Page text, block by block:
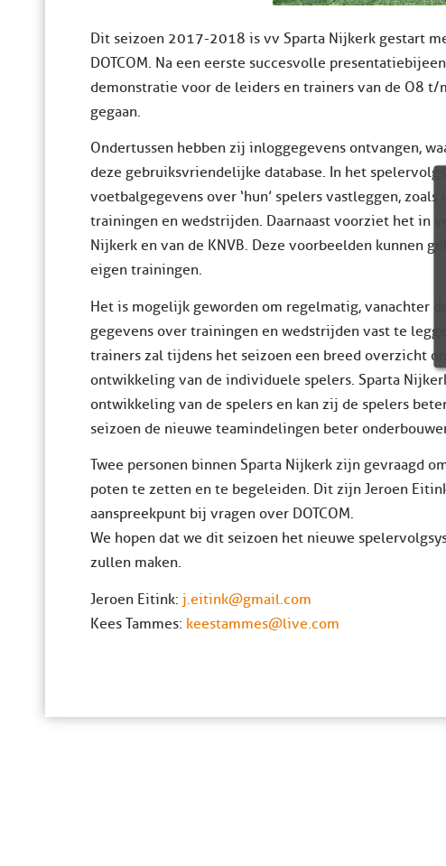
Dit seizoen 2017-2018 is vv Sparta Nijkerk gestart
DOTCOM. Na een eerste succesvolle
demonstratie voor de leiders en trainers van de O8 t/
gegaan.
Ondertussen hebben zij inloggegevens ontvangen,
deze gebruiksvriendelijke database. In het
voetbalgegevens over ‘hun’ spelers vastleggen,
trainingen en wedstrijden. Daarnaast voorziet het in
Nijkerk en van de KNVB. Deze voorbeelden kunnen
eigen trainingen.
Het is mogelijk geworden om regelmatig, vanachter
gegevens over trainingen en wedstrijden vast te
trainers zal tijdens het seizoen een breed overzicht
ontwikkeling van de individuele spelers. Sparta
ontwikkeling van de spelers en kan zij de spelers
seizoen de nieuwe teamindelingen beter
Twee personen binnen Sparta Nijkerk zijn gevraagd
poten te zetten en te begeleiden. Dit zijn Jeroen
aanspreekpunt bij vragen over DOTCOM.
We hopen dat we dit seizoen het nieuwe
zullen maken.
Jeroen Eitink: j.eitink@gmail.com
Kees Tammes: keestammes@live.com